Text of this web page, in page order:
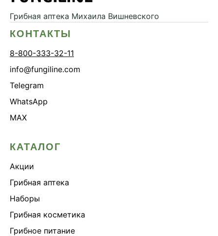
Грибная аптека Михаила Вишневского
КОНТАКТЫ
8-800-333-32-11
info@fungiline.com
Telegram
WhatsApp
MAX
КАТАЛОГ
Акции
Грибная аптека
Наборы
Грибная косметика
Грибное питание